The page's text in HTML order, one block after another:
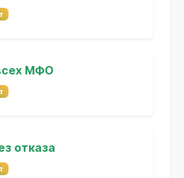
МФО
отказа